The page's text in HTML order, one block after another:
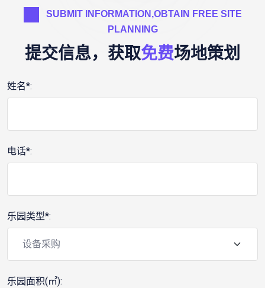
SUBMIT INFORMATION,OBTAIN FREE SITE
PLANNING
提交信息，获取免费场地策划
姓名*:
电话*:
乐园类型*:
乐园面积(㎡):